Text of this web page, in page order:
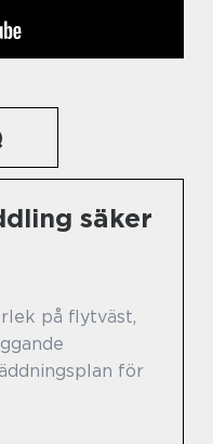
säker
på flytväst,
för